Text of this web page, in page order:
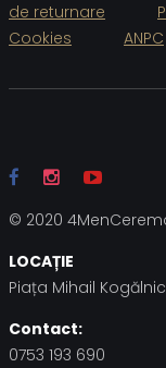
de returnare
Cookies
ANPC
© 2020
LOCAȚIE
Piața Mihail
Contact:
0753 193 690